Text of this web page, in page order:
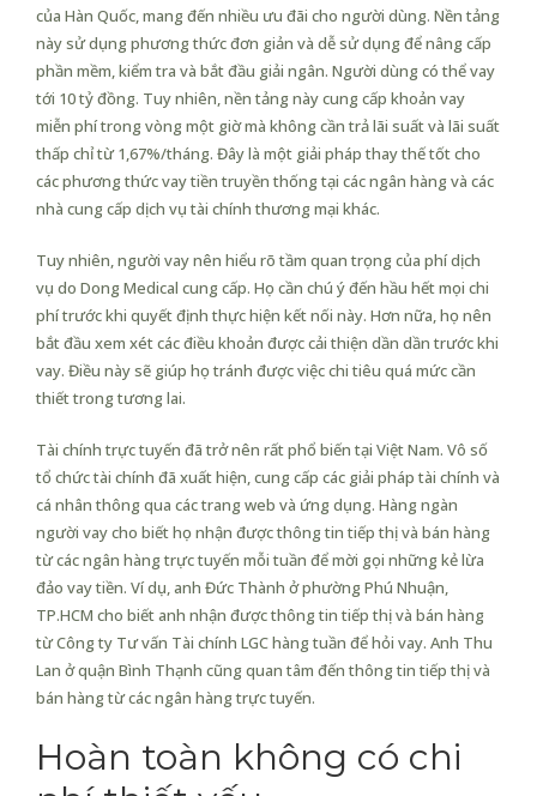
của Hàn Quốc, mang đến nhiều ưu đãi cho người dùng. Nền tảng
này sử dụng phương thức đơn giản và dễ sử dụng để nâng cấp
phần mềm, kiểm tra và bắt đầu giải ngân. Người dùng có thể vay
tới 10 tỷ đồng. Tuy nhiên, nền tảng này cung cấp khoản vay
miễn phí trong vòng một giờ mà không cần trả lãi suất và lãi suất
thấp chỉ từ 1,67%/tháng. Đây là một giải pháp thay thế tốt cho
các phương thức vay tiền truyền thống tại các ngân hàng và các
nhà cung cấp dịch vụ tài chính thương mại khác.
Tuy nhiên, người vay nên hiểu rõ tầm quan trọng của phí dịch
vụ do Dong Medical cung cấp. Họ cần chú ý đến hầu hết mọi chi
phí trước khi quyết định thực hiện kết nối này. Hơn nữa, họ nên
bắt đầu xem xét các điều khoản được cải thiện dần dần trước khi
vay. Điều này sẽ giúp họ tránh được việc chi tiêu quá mức cần
thiết trong tương lai.
Tài chính trực tuyến đã trở nên rất phổ biến tại Việt Nam. Vô số
tổ chức tài chính đã xuất hiện, cung cấp các giải pháp tài chính và
cá nhân thông qua các trang web và ứng dụng. Hàng ngàn
người vay cho biết họ nhận được thông tin tiếp thị và bán hàng
từ các ngân hàng trực tuyến mỗi tuần để mời gọi những kẻ lừa
đảo vay tiền. Ví dụ, anh Đức Thành ở phường Phú Nhuận,
TP.HCM cho biết anh nhận được thông tin tiếp thị và bán hàng
từ Công ty Tư vấn Tài chính LGC hàng tuần để hỏi vay. Anh Thu
Lan ở quận Bình Thạnh cũng quan tâm đến thông tin tiếp thị và
bán hàng từ các ngân hàng trực tuyến.
Hoàn toàn không có chi